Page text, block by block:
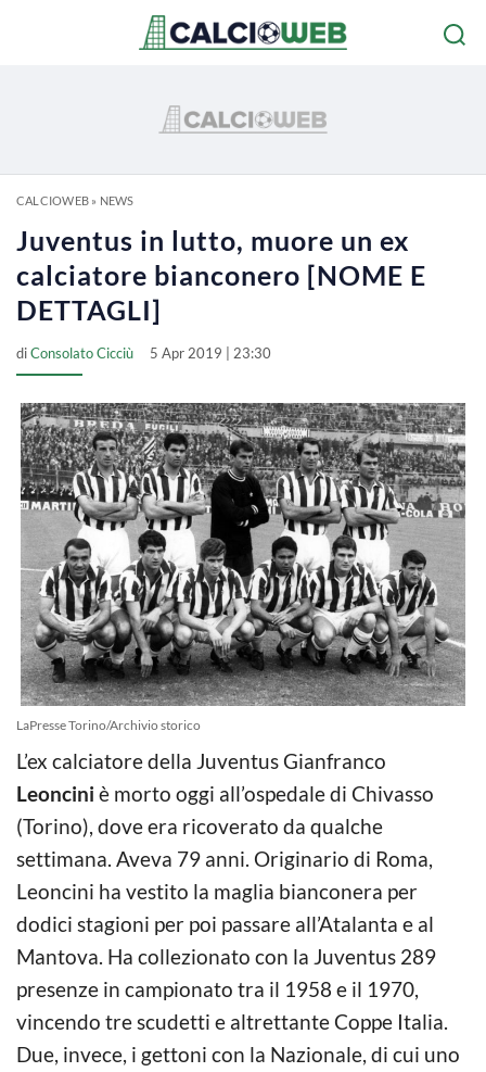
CALCIOWEB» NEWS
Juventus in lutto, muore un ex
calciatore bianconero [NOME E
DETTAGLI]
diConsolato Cicciù 5 Apr 2019 | 23:30
LaPresse Torino/Archivio storico
L’ex calciatore della Juventus Gianfranco
Leoncini è morto oggi all’ospedale di Chivasso
(Torino), dove era ricoverato da qualche
settimana. Aveva 79 anni. Originario di Roma,
Leoncini ha vestito la maglia bianconera per
dodici stagioni per poi passare all’Atalanta e al
Mantova. Ha collezionato con la Juventus 289
presenze in campionato tra il 1958 e il 1970,
vincendo tre scudetti e altrettante Coppe Italia.
Due, invece, i gettoni con la Nazionale, di cui uno